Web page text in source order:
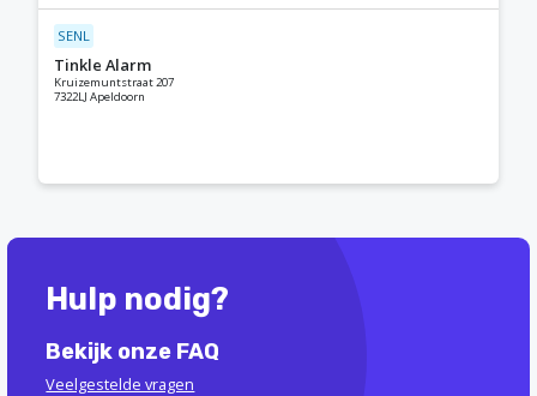
SENL
Tinkle Alarm
Kruizemuntstraat 207
7322LJ Apeldoorn
Hulp nodig?
Bekijk onze FAQ
Veelgestelde vragen